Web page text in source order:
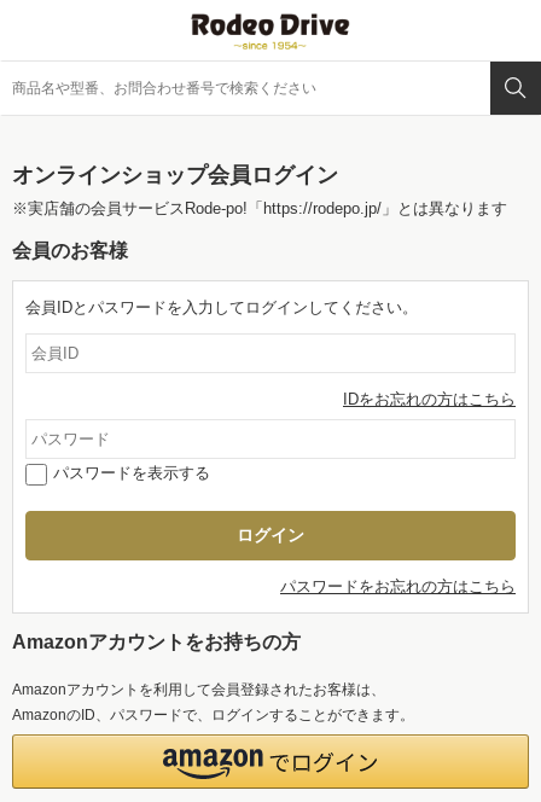
オンラインショップ会員ログイン
※実店舗の会員サービスRode-po! 「https://rodepo.jp/」 とは異なります
会員のお客様
会員IDとパスワードを入力してログインしてください。
IDをお忘れの方はこちら
パスワードを表示する
パスワードをお忘れの方はこちら
Amazonアカウントをお持ちの方
Amazonアカウントを利用して会員登録されたお客様は、
AmazonのID、パスワードで、ログインすることができます。